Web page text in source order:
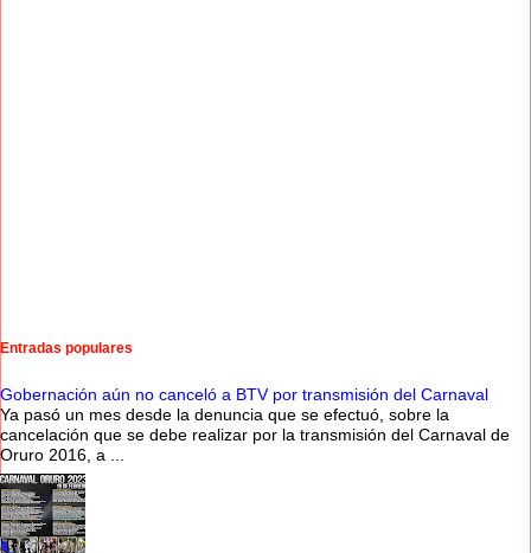
Entradas populares
Gobernación aún no canceló a BTV por transmisión del Carnaval
Ya pasó un mes desde la denuncia que se efectuó, sobre la
cancelación que se debe realizar por la transmisión del Carnaval de
Oruro 2016, a ...